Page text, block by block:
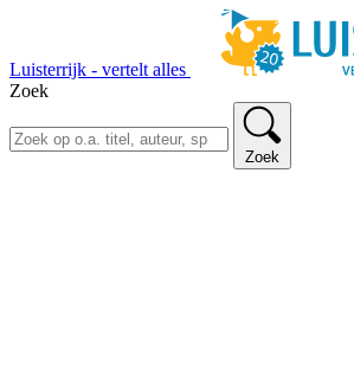
Luisterrijk - vertelt alles
Zoek
Zoek